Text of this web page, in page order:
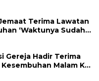
Terima Lawatan
Gereja Hadir Terima